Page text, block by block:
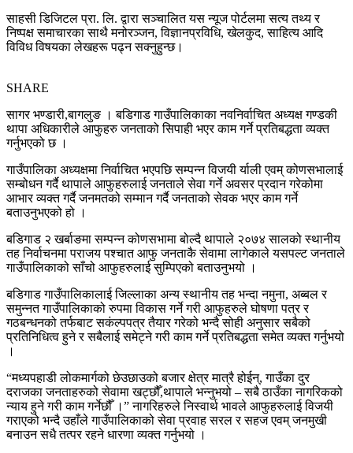
साहसी डिजिटल प्रा. लि. द्वारा सञ्चालित यस न्यूज पोर्टलमा सत्य तथ्य र
निष्पक्ष समाचारका साथै मनोरञ्जन, विज्ञानप्रविधि, खेलकुद, साहित्य आदि
विविध विषयका लेखहरू पढ्न सक्नुहुन्छ।
SHARE
सागर भण्डारी,बागलुङ । बडिगाड गाउँपालिकाका नवनिर्वाचित अध्यक्ष गण्डकी
थापा अधिकारीले आफुहरु जनताको सिपाही भएर काम गर्ने प्रतिबद्धता व्यक्त
गर्नुभएको छ ।
गाउँपालिका अध्यक्षमा निर्वाचित भएपछि सम्पन्न विजयी र्याली एवम् कोणसभालाई
सम्बोधन गर्दै थापाले आफुहरुलाई जनताले सेवा गर्ने अवसर प्रदान गरेकोमा
आभार व्यक्त गर्दै जनमतको सम्मान गर्दै जनताको सेवक भएर काम गर्ने
बताउनुभएको हो ।
बडिगाड २ खर्बाङमा सम्पन्न कोणसभामा बोल्दै थापाले २०७४ सालको स्थानीय
तह निर्वाचनमा पराजय पश्चात आफु जनताकै सेवामा लागेकाले यसपल्ट जनताले
गाउँपालिकाको साँचो आफुहरुलाई सुम्पिएको बताउनुभयो ।
बडिगाड गाउँपालिकालाई जिल्लाका अन्य स्थानीय तह भन्दा नमुना, अब्बल र
समुन्नत गाउँपालिकाको रुपमा विकास गर्ने गरी आफुहरुले घोषणा पत्र र
गठबन्धनको तर्फबाट सकंल्पपत्र तैयार गरेको भन्दै सोही अनुसार सबैको
प्रतिनिधित्व हुने र सबैलाई समेट्ने गरी काम गर्ने प्रतिबद्धता समेत व्यक्त गर्नुभयो
।
“मध्यपहाडी लोकमार्गको छेउछाउको बजार क्षेत्र मात्रै होईन्, गाउँका दुर
दराजका जनताहरुको सेवामा खट्छौँ,थापाले भन्नुभयो – सबै ठाउँका नागरिकको
न्याय हुने गरी काम गर्नेछौँ ।” नागरिहरुले निस्वार्थ भावले आफुहरुलाई विजयी
गराएको भन्दै उहाँले गाउँपालिकाको सेवा प्रवाह सरल र सहज एवम् जनमुखी
बनाउन सधै तत्पर रहने धारणा व्यक्त गर्नुभयो ।